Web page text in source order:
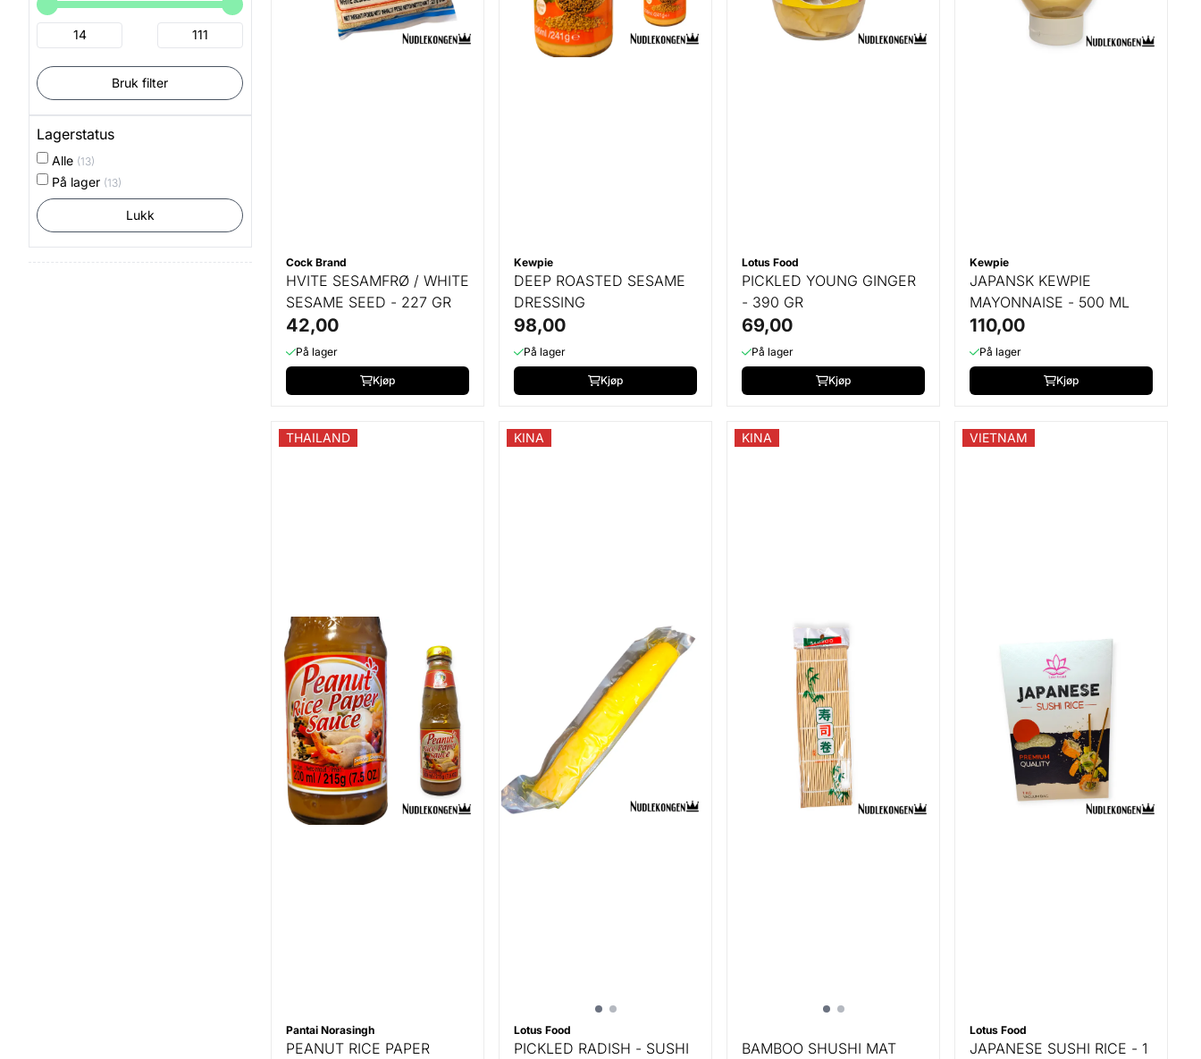
Bruk filter
Lagerstatus
Alle (13)
På lager (13)
Lukk
Cock Brand
HVITE SESAMFRØ / WHITE
SESAME SEED - 227 GR
42,00
På lager
Kjøp
Kewpie
DEEP ROASTED SESAME
DRESSING
98,00
På lager
Kjøp
Lotus Food
PICKLED YOUNG GINGER
- 390 GR
69,00
På lager
Kjøp
Kewpie
JAPANSK KEWPIE
MAYONNAISE - 500 ML
110,00
På lager
Kjøp
THAILAND
Pantai Norasingh
PEANUT RICE PAPER
KINA
Lotus Food
PICKLED RADISH - SUSHI
KINA
BAMBOO SHUSHI MAT
VIETNAM
Lotus Food
JAPANESE SUSHI RICE - 1